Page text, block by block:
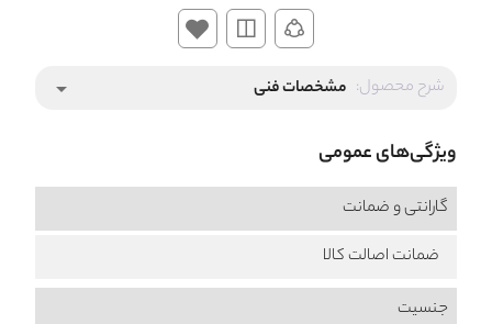
شرح محصول: مشخصات فنی arrow_drop_down
ویژگی‌های عمومی
گارانتی و ضمانت
ضمانت اصالت کالا
جنسیت